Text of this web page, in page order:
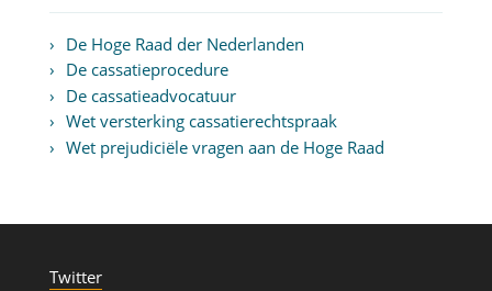
De Hoge Raad der Nederlanden
De cassatieprocedure
De cassatieadvocatuur
Wet versterking cassatierechtspraak
Wet prejudiciële vragen aan de Hoge Raad
Twitter